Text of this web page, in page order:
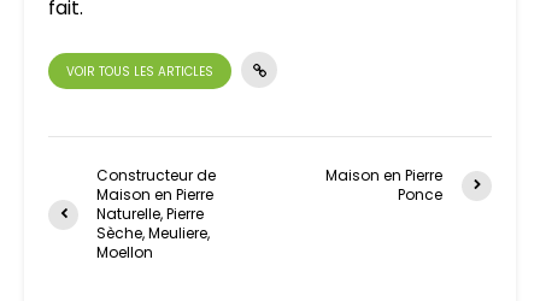
fait.
VOIR TOUS LES ARTICLES
Constructeur de
Maison en Pierre
Naturelle, Pierre
Sèche, Meuliere,
Moellon
Maison en Pierre
Ponce